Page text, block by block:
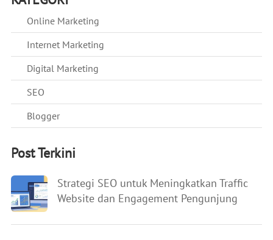
Online Marketing
Internet Marketing
Digital Marketing
SEO
Blogger
Post Terkini
Strategi SEO untuk Meningkatkan Traffic
Website dan Engagement Pengunjung